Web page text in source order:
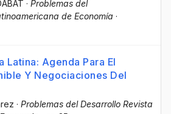
· Problemas del
de Economía ·
Latina: Agenda Para El
Y Negociaciones Del
· Problemas del Desarrollo Revista